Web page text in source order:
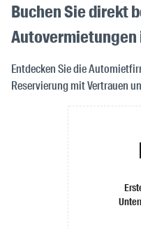
Buchen Sie direkt
Autovermietungen
Entdecken Sie die
Reservierung mit Vertrauen